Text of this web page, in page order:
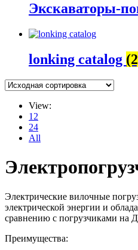
Экскаваторы-
lonking catalog
View:
12
24
All
Электрические вилочные
электрической энергии и
сравнению с погрузчиками на
Преимущества: